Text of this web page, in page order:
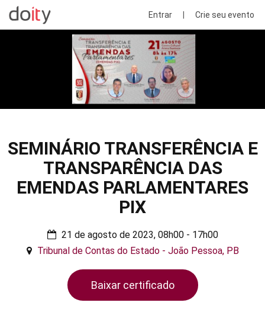
Entrar Crie seu evento
SEMINÁRIO TRANSFERÊNCIA E
TRANSPARÊNCIA DAS
EMENDAS PARLAMENTARES
PIX
21 de agosto de 2023, 08h00 - 17h00
Tribunal de Contas do Estado - João Pessoa, PB
Baixar certificado